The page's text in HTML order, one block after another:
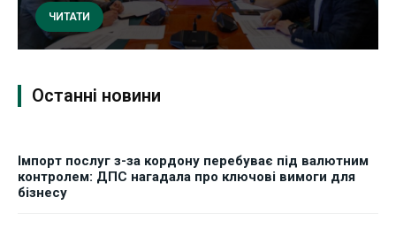
ЧИТАТИ
Останні новини
Імпорт послуг з-за кордону перебуває під валютним
контролем: ДПС нагадала про ключові вимоги для
бізнесу